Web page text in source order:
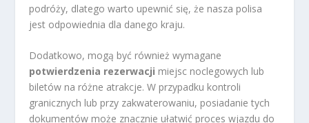
podróży, dlatego warto upewnić się, że nasza polisa
jest odpowiednia dla danego kraju.
Dodatkowo, mogą być również wymagane
potwierdzenia rezerwacji miejsc noclegowych lub
biletów na różne atrakcje. W przypadku kontroli
granicznych lub przy zakwaterowaniu, posiadanie tych
dokumentów może znacznie ułatwić proces wjazdu do